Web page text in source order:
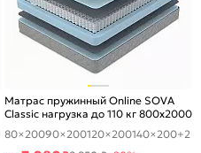
Матрас пружинный Online SOVA
Classic нагрузка до 110 кг 800x2000
80×20090×200120×200140×200+2